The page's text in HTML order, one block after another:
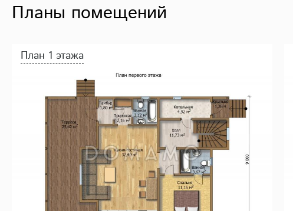
Планы помещений
План 1 этажа